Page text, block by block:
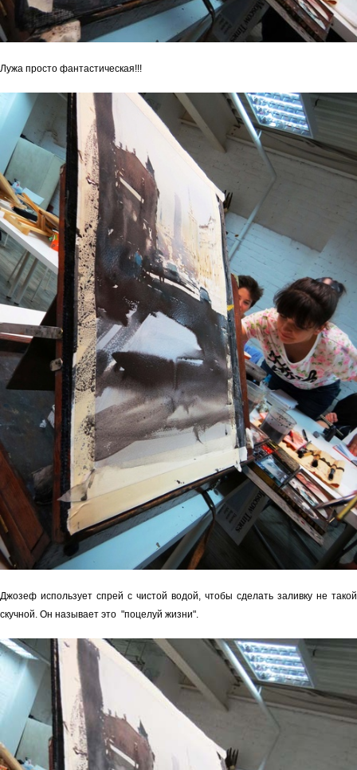
Лужа просто фантастическая!!!
Джозеф использует спрей с чистой водой, чтобы сделать заливку не такой
скучной. Он называет это "поцелуй жизни".